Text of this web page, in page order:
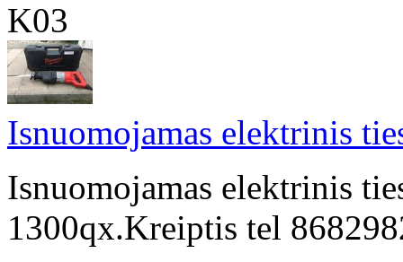
K03
Isnuomojamas elektrinis
Isnuomojamas elektrinis
1300qx.Kreiptis tel